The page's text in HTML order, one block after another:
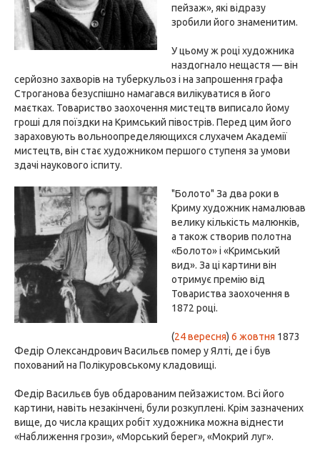
пейзаж», які відразу
зробили його знаменитим.
У цьому ж році художника
наздогнало нещастя — він
серйозно захворів на туберкульоз і на запрошення графа
Строганова безуспішно намагався вилікуватися в його
маєтках. Товариство заохочення мистецтв виписало йому
гроші для поїздки на Кримський півострів. Перед цим його
зараховують вольноопределяющихся слухачем Академії
мистецтв, він стає художником першого ступеня за умови
здачі наукового іспиту.
"Болото" За два роки в
Криму художник намалював
велику кількість малюнків,
а також створив полотна
«Болото» і «Кримський
вид». За ці картини він
отримує премію від
Товариства заохочення в
1872 році.
(24 вересня) 6 жовтня 1873
Федір Олександрович Васильєв помер у Ялті, де і був
похований на Полікуровському кладовищі.
Федір Васильєв був обдарованим пейзажистом. Всі його
картини, навіть незакінчені, були розкуплені. Крім зазначених
вище, до числа кращих робіт художника можна віднести
«Наближення грози», «Морський берег», «Мокрий луг».